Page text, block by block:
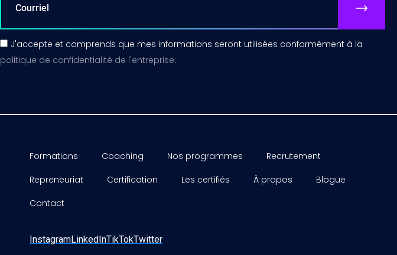
J'accepte et comprends que mes informations seront utilisées conformément à la
politique de confidentialité de l'entreprise.
Formations Coaching Nos programmes
Recrutement
Repreneuriat
Certification Les certifiés À propos
Blogue
Contact
InstagramLinkedInTikTokTwitter